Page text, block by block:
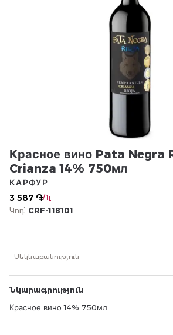
Красное вино Pata Negra
Crianza 14% 750мл
3 587 ֏/ 1լ
КАРФУР
Կոդ՝ CRF-118101
Մեկնաբանություն
Նկարագրություն
Красное вино 14% 750мл